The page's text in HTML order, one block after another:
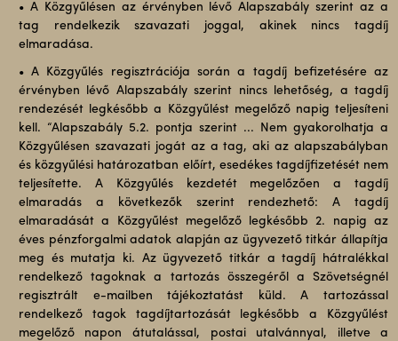
• A Közgyűlésen az érvényben lévő Alapszabály szerint az a
tag rendelkezik szavazati joggal, akinek nincs tagdíj
elmaradása.
• A Közgyűlés regisztrációja során a tagdíj befizetésére az
érvényben lévő Alapszabály szerint nincs lehetőség, a tagdíj
rendezését legkésőbb a Közgyűlést megelőző napig teljesíteni
kell. “Alapszabály 5.2. pontja szerint ... Nem gyakorolhatja a
Közgyűlésen szavazati jogát az a tag, aki az alapszabályban
és közgyűlési határozatban előírt, esedékes tagdíjfizetését nem
teljesítette. A Közgyűlés kezdetét megelőzően a tagdíj
elmaradás a következők szerint rendezhető: A tagdíj
elmaradását a Közgyűlést megelőző legkésőbb 2. napig az
éves pénzforgalmi adatok alapján az ügyvezető titkár állapítja
meg és mutatja ki. Az ügyvezető titkár a tagdíj hátralékkal
rendelkező tagoknak a tartozás összegéről a Szövetségnél
regisztrált e-mailben tájékoztatást küld. A tartozással
rendelkező tagok tagdíjtartozását legkésőbb a Közgyűlést
megelőző napon átutalással, postai utalvánnyal, illetve a